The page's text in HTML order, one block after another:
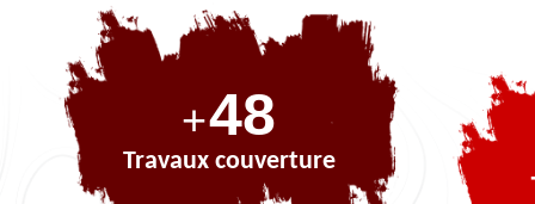
+71
Travaux couverture